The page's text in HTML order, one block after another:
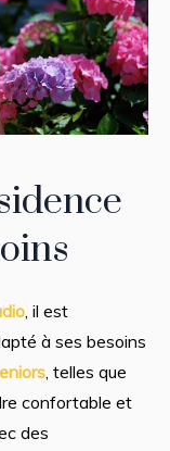
, il est
à ses besoins
, telles que
confortable et
des